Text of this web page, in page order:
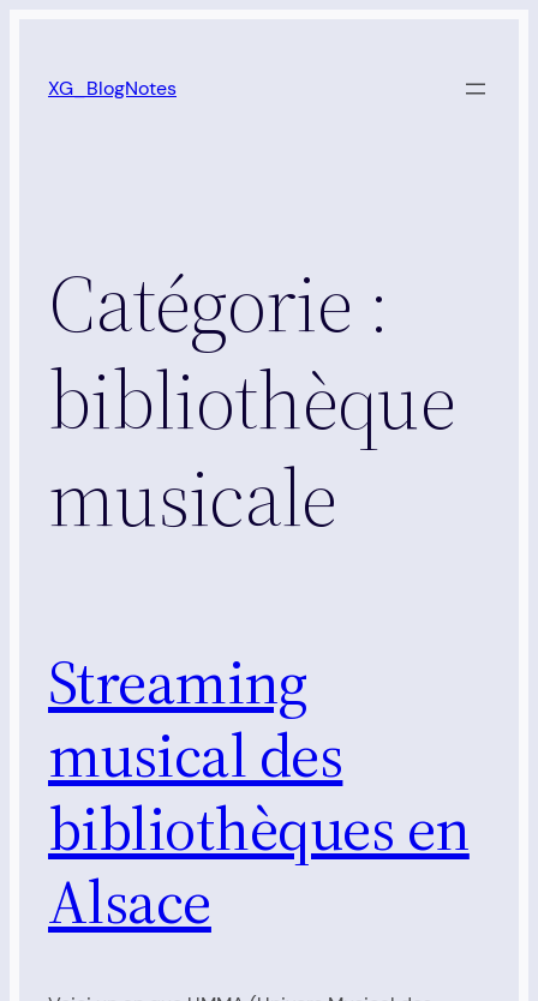
contenu
XG_BlogNotes
Catégorie :
bibliothèque
musicale
Streaming
musical des
bibliothèques en
Alsace